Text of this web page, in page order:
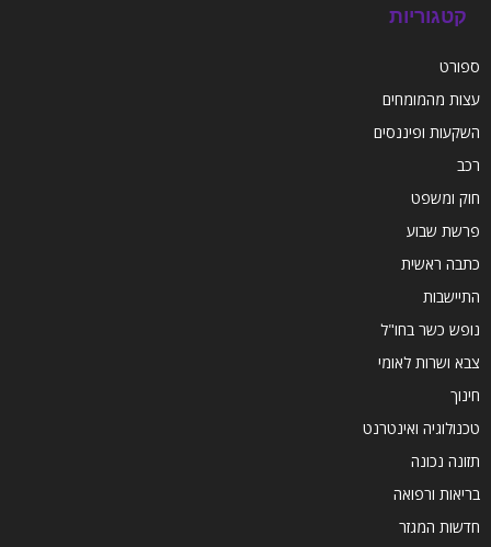
קטגוריות
ספורט
עצות מהמומחים
השקעות ופיננסים
רכב
חוק ומשפט
פרשת שבוע
כתבה ראשית
התיישבות
נופש כשר בחו"ל
צבא ושרות לאומי
חינוך
טכנולוגיה ואינטרנט
תזונה נכונה
בריאות ורפואה
חדשות המגזר